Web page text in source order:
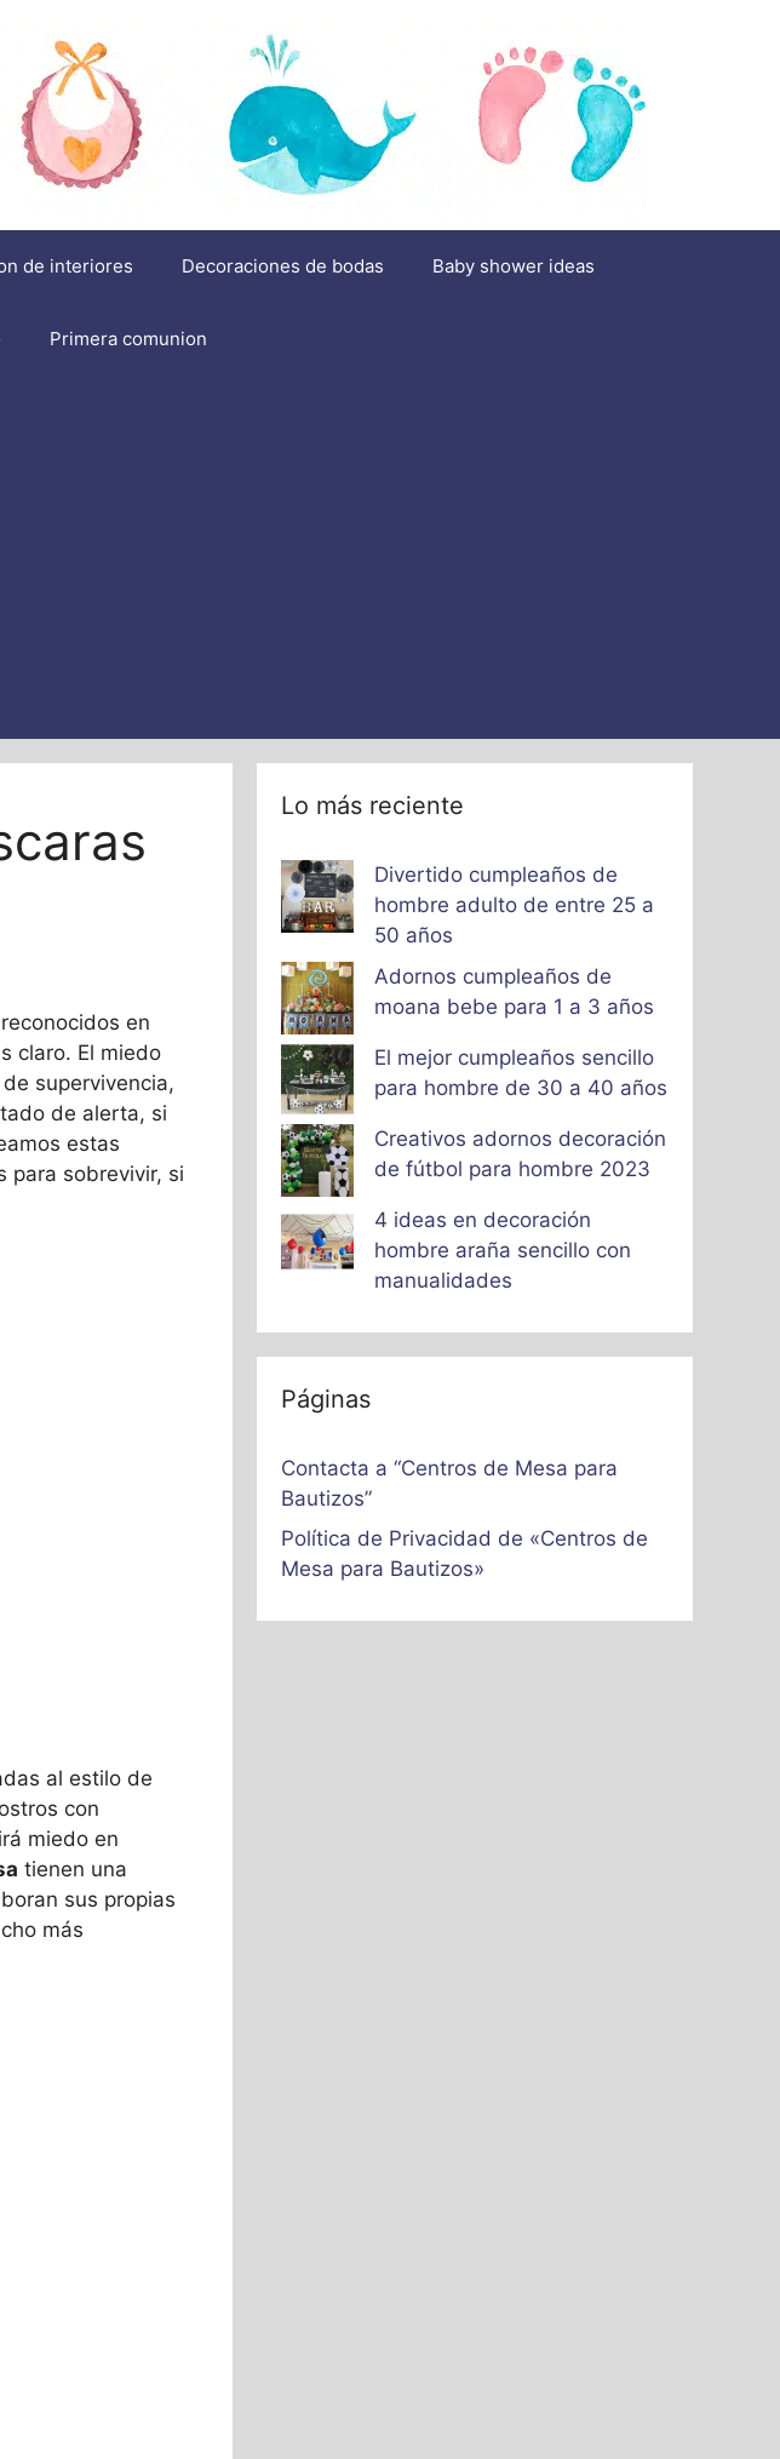
de interiores Decoraciones de bodas Baby shower ideas
Primera comunion
en
claro. El miedo
supervivencia,
de alerta, si
estas
para sobrevivir, si
al estilo de
con
miedo en
tienen una
sus propias
más
Lo más reciente
Divertido cumpleaños de
hombre adulto de entre 25 a
50 años
Adornos cumpleaños de
moana bebe para 1 a 3 años
El mejor cumpleaños sencillo
para hombre de 30 a 40 años
Creativos adornos decoración
de fútbol para hombre 2023
4 ideas en decoración
hombre araña sencillo con
manualidades
Páginas
Contacta a “Centros de Mesa para
Bautizos”
Política de Privacidad de «Centros de
Mesa para Bautizos»